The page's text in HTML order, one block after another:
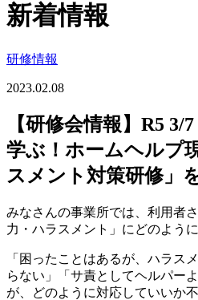
新着情報
研修情報
2023.02.08
【研修会情報】R5 3/
学ぶ！ホームヘルプ
スメント対策研修」
みなさんの事業所では、利用者
力・ハラスメント」にどのよう
「困ったことはあるが、ハラス
らない」「サ責としてヘルパー
が、どのように対応していいか